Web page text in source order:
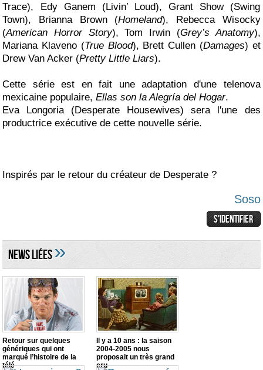
Trace), Edy Ganem (Livin’ Loud), Grant Show (Swing
Town), Brianna Brown (Homeland), Rebecca Wisocky
(American Horror Story), Tom Irwin (Grey’s Anatomy),
Mariana Klaveno (True Blood), Brett Cullen (Damages) et
Drew Van Acker (Pretty Little Liars).
Cette série est en fait une adaptation d'une telenova
mexicaine populaire,Ellas son la Alegría del Hogar.
Eva Longoria (Desperate Housewives) sera l'une des
productrice exécutive de cette nouvelle série.
Inspirés par le retour du créateur de Desperate ?
Soso
NEWS LIéES»
Retour sur quelques
génériques qui ont
marqué l’histoire de la
télé
Il y a 10 ans : la saison
2004-2005 nous
proposait un très grand
cru